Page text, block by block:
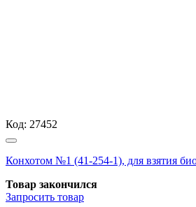
Код: 27452
Конхотом №1 (41-254-1), для взятия
Товар закончился
Запросить товар